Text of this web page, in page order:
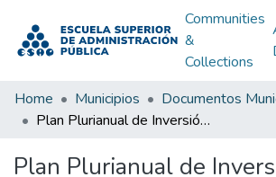
Communities
&
Collections
Home Municipios
Documentos
Plan Plurianual de Inversión Montelíbano Córdoba 2008 - 2011: PPI Montelíbano Córdoba 2008 - 2011
Plan Plurianual de